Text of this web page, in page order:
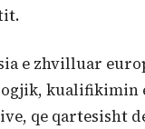
e zhvilluar
kualifikimin
qe qartesisht